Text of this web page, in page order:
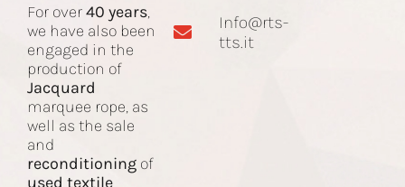
For over40 years,
we have also been
engaged in the
production of
Jacquard
marquee rope, as
well as the sale
and
reconditioning of
used textile
Info@rts-
tts.it
Jacquard Cord
Machines
Contact